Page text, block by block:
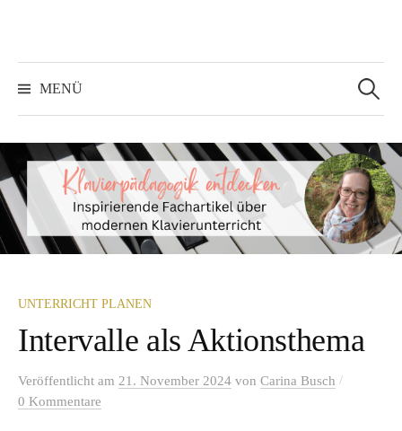
Inhalt
MENÜ
nach:
UNTERRICHT PLANEN
Intervalle als Aktionsthema
Veröffentlicht am 21. November 2024 von Carina Busch /
0 Kommentare